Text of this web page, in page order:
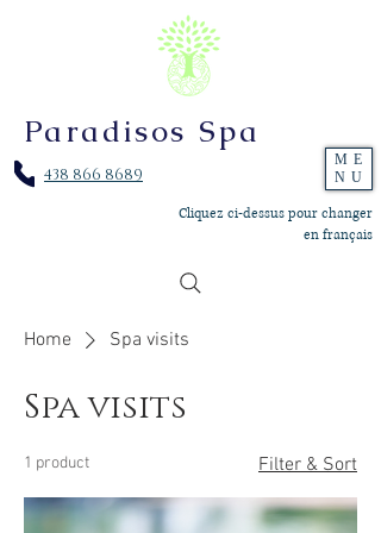
Cliquez ci-dessus pour changer
en français
Paradisos Spa
438 866 8689
ME
NU
Home Spa visits
Spa visits
1 product Filter & Sort